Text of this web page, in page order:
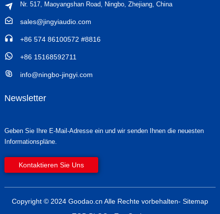
Nr. 517, Maoyangshan Road, Ningbo, Zhejiang, China
sales@jingyiaudio.com
+86 574 86100572 #8816
+86 15168592711
info@ningbo-jingyi.com
Newsletter
Geben Sie Ihre E-Mail-Adresse ein und wir senden Ihnen die neuesten
Informationspläne.
Kontaktieren Sie Uns
Copyright © 2024 Goodao.cn Alle Rechte vorbehalten- Sitemap